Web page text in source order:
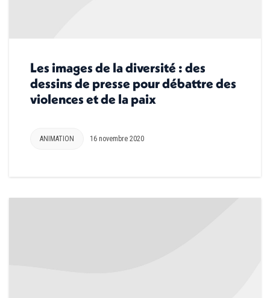
Les images de la diversité : des
dessins de presse pour débattre des
violences et de la paix
ANIMATION 16 novembre 2020